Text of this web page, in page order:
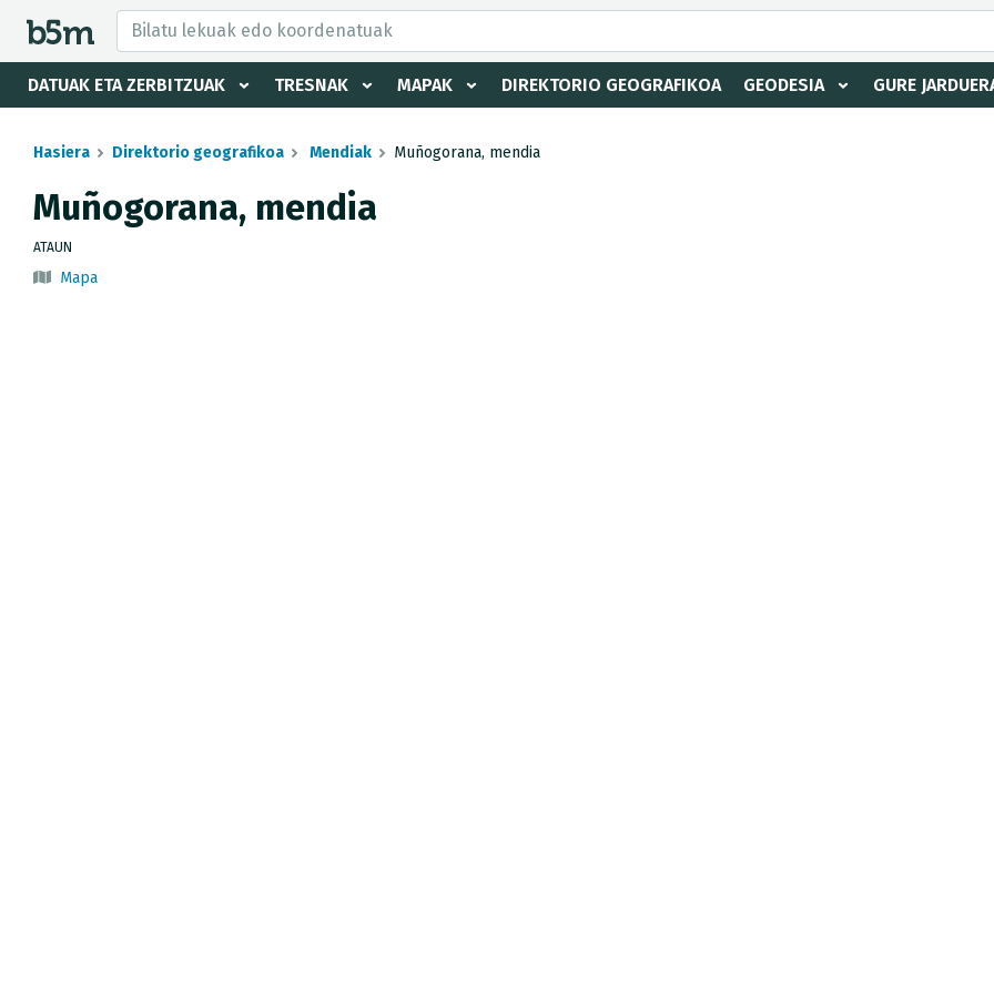
DATUAK ETA ZERBITZUAK TRESNAK MAPAK DIREKTORIO GEOGRAFIKOA GEODESIA GURE
eta direktorioa izkutatu
Hasiera Direktorio geografikoa Mendiak Muñogorana, mendia
Muñogorana, mendia
ATAUN
Mapa